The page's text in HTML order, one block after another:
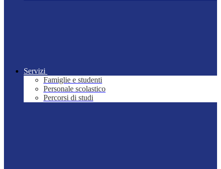
Servizi
Famiglie e studenti
Personale scolastico
Percorsi di studi